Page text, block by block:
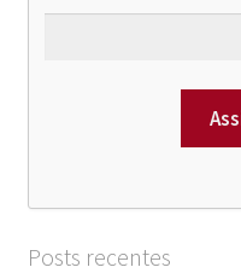
Posts recentes